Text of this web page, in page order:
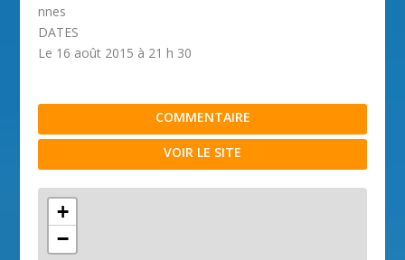
nnes
DATES
Le 16 août 2015 à 21 h 30
COMMENTAIRE
VOIR LE SITE
+
−